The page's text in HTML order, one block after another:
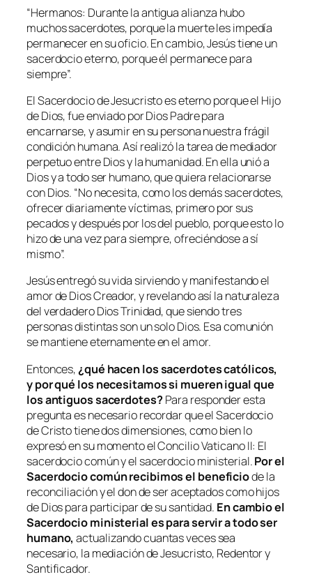
“Hermanos: Durante la antigua alianza hubo
muchos sacerdotes, porque la muerte les impedía
permanecer en su oficio. En cambio, Jesús tiene un
sacerdocio eterno, porque él permanece para
siempre”.
El Sacerdocio de Jesucristo es eterno porque el Hijo
de Dios, fue enviado por Dios Padre para
encarnarse, y asumir en su persona nuestra frágil
condición humana. Así realizó la tarea de mediador
perpetuo entre Dios y la humanidad. En ella unió a
Dios y a todo ser humano, que quiera relacionarse
con Dios. “No necesita, como los demás sacerdotes,
ofrecer diariamente víctimas, primero por sus
pecados y después por los del pueblo, porque esto lo
hizo de una vez para siempre, ofreciéndose a sí
mismo”.
Jesús entregó su vida sirviendo y manifestando el
amor de Dios Creador, y revelando así la naturaleza
del verdadero Dios Trinidad, que siendo tres
personas distintas son un solo Dios. Esa comunión
se mantiene eternamente en el amor.
Entonces,¿qué hacen los sacerdotes católicos,
y por qué los necesitamos si mueren igual que
los antiguos sacerdotes?Para responder esta
pregunta es necesario recordar que el Sacerdocio
de Cristo tiene dos dimensiones, como bien lo
expresó en su momento el Concilio Vaticano II: El
sacerdocio común y el sacerdocio ministerial.Por el
Sacerdocio común recibimos el beneficiode la
reconciliación y el don de ser aceptados como hijos
de Dios para participar de su santidad. En cambio el
Sacerdocio ministerial es para servir a todo ser
humano,actualizando cuantas veces sea
necesario, la mediación de Jesucristo, Redentor y
Santificador.